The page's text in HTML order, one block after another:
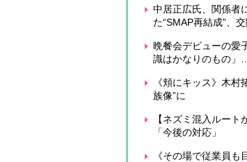
中居正広氏、関係者
た“SMAP再結成”、
晩餐会デビューの愛
識はかなりのもの」
《頬にキッス》木
族像”に
【ネズミ混入ルー
「今後の対応」
《その場で従業員